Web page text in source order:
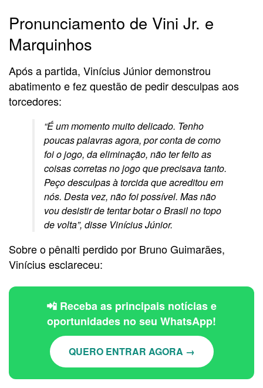
Pronunciamento de Vini Jr. e
Marquinhos
Após a partida, Vinícius Júnior demonstrou
abatimento e fez questão de pedir desculpas aos
torcedores:
“É um momento muito delicado. Tenho
poucas palavras agora, por conta de como
foi o jogo, da eliminação, não ter feito as
coisas corretas no jogo que precisava tanto.
Peço desculpas à torcida que acreditou em
nós. Desta vez, não foi possível. Mas não
vou desistir de tentar botar o Brasil no topo
de volta”, disse Vinícius Júnior.
Sobre o pênalti perdido por Bruno Guimarães,
Vinícius esclareceu:
📲 Receba as principais notícias e
oportunidades no seu WhatsApp!
QUERO ENTRAR AGORA →